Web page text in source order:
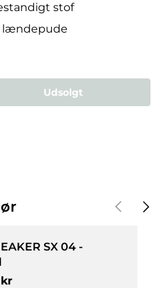
stof
lændepude
Udsolgt
Forrige
SX 04 -